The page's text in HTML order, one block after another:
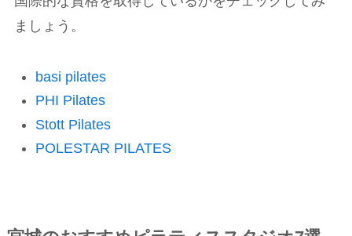
ましょう。
basi pilates
PHI Pilates
Stott Pilates
POLESTAR PILATES